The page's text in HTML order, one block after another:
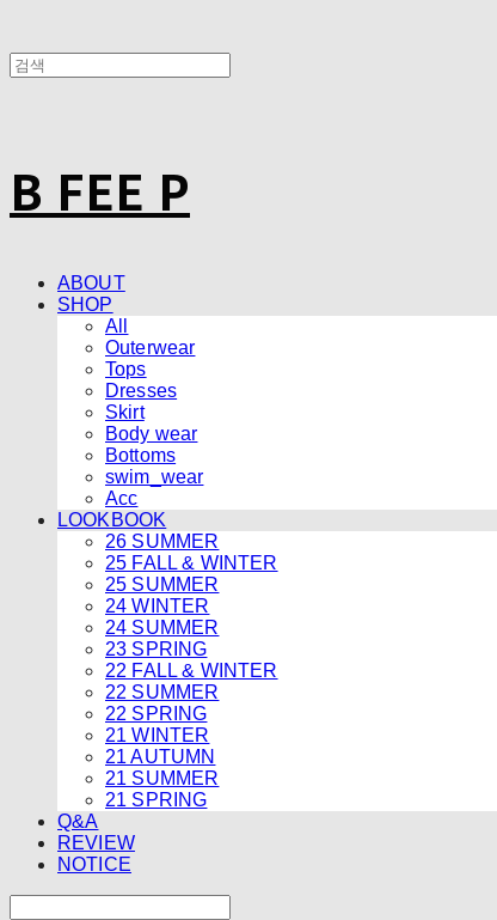
B FEE P
ABOUT
SHOP
All
Outerwear
Tops
Dresses
Skirt
Body wear
Bottoms
swim_wear
Acc
LOOKBOOK
26 SUMMER
25 FALL & WINTER
25 SUMMER
24 WINTER
24 SUMMER
23 SPRING
22 FALL & WINTER
22 SUMMER
22 SPRING
21 WINTER
21 AUTUMN
21 SUMMER
21 SPRING
Q&A
REVIEW
NOTICE